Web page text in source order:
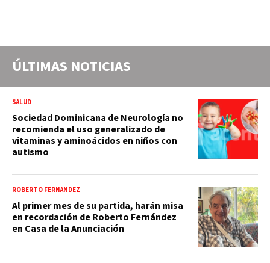
ÚLTIMAS NOTICIAS
SALUD
Sociedad Dominicana de Neurología no
recomienda el uso generalizado de
vitaminas y aminoácidos en niños con
autismo
ROBERTO FERNÁNDEZ
Al primer mes de su partida, harán misa
en recordación de Roberto Fernández
en Casa de la Anunciación